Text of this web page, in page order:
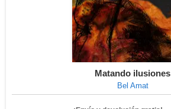
Matando ilusiones
Bel Amat